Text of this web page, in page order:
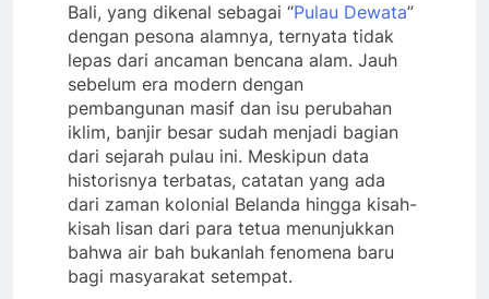
Bali, yang dikenal sebagai “Pulau Dewata”
dengan pesona alamnya, ternyata tidak
lepas dari ancaman bencana alam. Jauh
sebelum era modern dengan
pembangunan masif dan isu perubahan
iklim, banjir besar sudah menjadi bagian
dari sejarah pulau ini. Meskipun data
historisnya terbatas, catatan yang ada
dari zaman kolonial Belanda hingga kisah-
kisah lisan dari para tetua menunjukkan
bahwa air bah bukanlah fenomena baru
bagi masyarakat setempat.